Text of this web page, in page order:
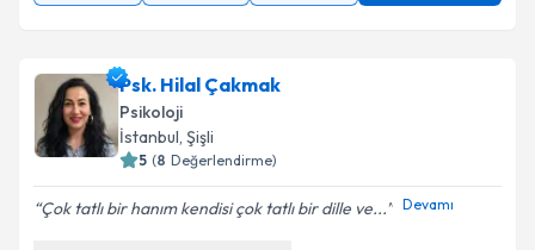
Psk. Hilal Çakmak
Psikoloji
İstanbul, Şişli
5 (8 Değerlendirme)
Çok tatlı bir hanım kendisi çok tatlı bir dille ve... Devamı